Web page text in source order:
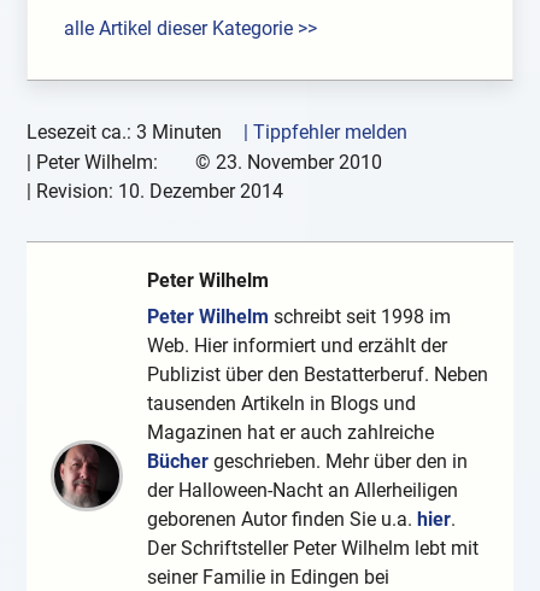
alle Artikel dieser Kategorie >>
Lesezeit ca.: 3 Minuten
| Tippfehler melden
Peter Wilhelm: © 23. November 2010
| Revision: 10. Dezember 2014
Peter Wilhelm
Peter Wilhelm schreibt seit 1998 im
Web. Hier informiert und erzählt der
Publizist über den Bestatterberuf. Neben
tausenden Artikeln in Blogs und
Magazinen hat er auch zahlreiche
Bücher geschrieben. Mehr über den in
der Halloween-Nacht an Allerheiligen
geborenen Autor finden Sie u.a. hier.
Der Schriftsteller Peter Wilhelm lebt mit
seiner Familie in Edingen bei